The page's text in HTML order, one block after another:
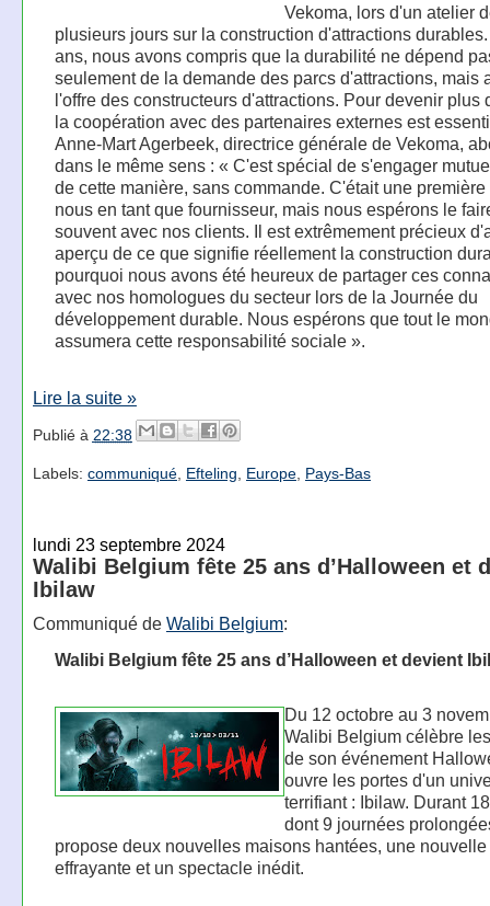
Vekoma, lors d'un atelier
plusieurs jours sur la construction d'attractions
ans, nous avons compris que la durabilité ne dépend
seulement de la demande des parcs d'attractions, mais
l'offre des constructeurs d'attractions. Pour devenir plus
la coopération avec des partenaires externes est
Anne-Mart Agerbeek, directrice générale de Vekoma,
dans le même sens : « C'est spécial de s'engager
de cette manière, sans commande. C'était une première
nous en tant que fournisseur, mais nous espérons le
souvent avec nos clients. Il est extrêmement précieux
aperçu de ce que signifie réellement la construction
pourquoi nous avons été heureux de partager ces
avec nos homologues du secteur lors de la Journée du
développement durable. Nous espérons que tout le
assumera cette responsabilité sociale ».
Lire la suite »
Publié à 22:38
Labels: communiqué, Efteling Europe, Pays-Bas
lundi 23 septembre 2024
Walibi Belgium fête 25 ans d’Halloween et
Ibilaw
Communiqué de Walibi Belgium:
Walibi Belgium fête 25 ans d’Halloween et devient
Du 12 octobre au 3
Walibi Belgium célèbre
de son événement
ouvre les portes d'un
terrifiant : Ibilaw. Durant
dont 9 journées
propose deux nouvelles maisons hantées, une
effrayante et un spectacle inédit.